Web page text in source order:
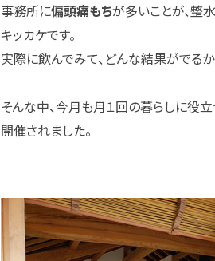
事務所に偏頭痛もちが多いことが、整
キッカケです。
実際に飲んでみて、どんな結果がでる
そんな中、今月も月１回の暮らしに役
開催されました。